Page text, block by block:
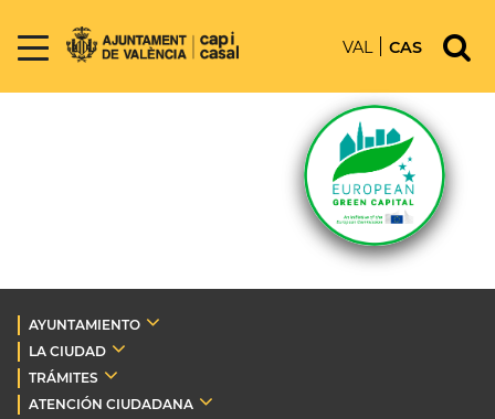
VAL CAS
AYUNTAMIENTO
LA CIUDAD
TRÁMITES
ATENCIÓN CIUDADANA